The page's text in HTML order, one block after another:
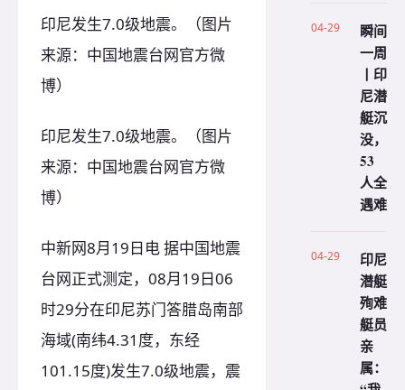
印尼发生7.0级地震。（图片
来源：中国地震台网官方微
博）
印尼发生7.0级地震。（图片
来源：中国地震台网官方微
博）
中新网8月19日电 据中国地震
台网正式测定，08月19日06
时29分在印尼苏门答腊岛南部
海域(南纬4.31度，东经
101.15度)发生7.0级地震，震
04-29
瞬间
一周
丨印
尼潜
艇沉
没，
53
人全
遇难
04-29
印尼
潜艇
殉难
艇员
亲
属：